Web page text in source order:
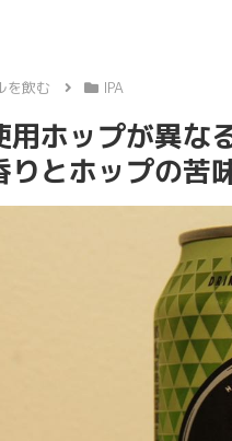
を飲む IPA
用ホップが異な
とホップの苦